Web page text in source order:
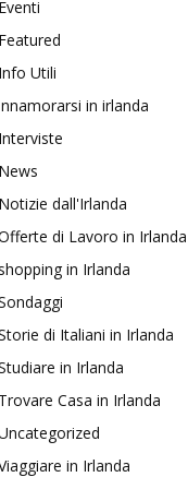
Utili
in irlanda
dall'Irlanda
di Lavoro in Irlanda
in Irlanda
di Italiani in Irlanda
in Irlanda
Casa in Irlanda
in Irlanda